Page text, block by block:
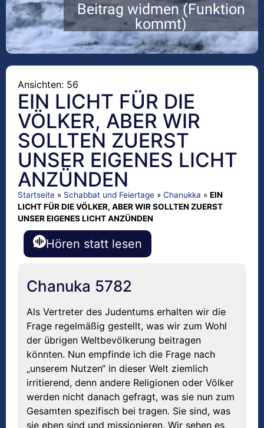
Beitrag widmen (Funktion
kommt)
Ansichten: 56
EIN LICHT FÜR DIE
VÖLKER, ABER WIR
SOLLTEN ZUERST
UNSER EIGENES LICHT
ANZÜNDEN
Startseite » Schabbat und Feiertage » Chanukka » EIN
LICHT FÜR DIE VÖLKER, ABER WIR SOLLTEN ZUERST
UNSER EIGENES LICHT ANZÜNDEN
Hören statt lesen
Chanuka 5782
Als Vertreter des Judentums erhalten wir die
Frage regelmäßig gestellt, was wir zum Wohl
der übrigen Weltbevölkerung beitragen
könnten. Nun empfinde ich die Frage nach
„unserem Nutzen“ in dieser Welt ziemlich
irritierend, denn andere Religionen oder Völker
werden nicht danach gefragt, was sie nun zum
Gesamten spezifisch bei tragen. Sie sind, was
sie eben sind und missionieren. Wir sehen es